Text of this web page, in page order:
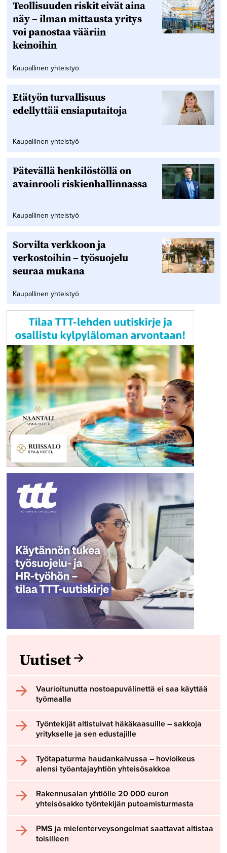
Teollisuuden riskit eivät aina
näy – ilman mittausta yritys
voi panostaa vääriin
keinoihin
Kaupallinen yhteistyö
Etätyön turvallisuus
edellyttää ensiaputaitoja
Kaupallinen yhteistyö
Pätevällä henkilöstöllä on
avainrooli riskienhallinnassa
Kaupallinen yhteistyö
Sorvilta verkkoon ja
verkostoihin – työsuojelu
seuraa mukana
Kaupallinen yhteistyö
Uutiset
Vaurioitunutta nostoapuvälinettä ei saa käyttää
työmaalla
Työntekijät altistuivat häkäkaasuille – sakkoja
yritykselle ja sen edustajille
Työtapaturma haudankaivussa – hovioikeus
alensi työantajayhtiön yhteisösakkoa
Rakennusalan yhtiölle 20 000 euron
yhteisösakko työntekijän putoamisturmasta
PMS ja mielenterveysongelmat saattavat altistaa
toisilleen